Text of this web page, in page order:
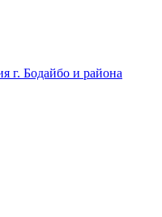
г. Бодайбо и района